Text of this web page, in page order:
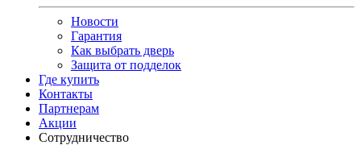
Новости
Гарантия
Как выбрать дверь
Защита от подделок
Где купить
Контакты
Партнерам
Акции
Сотрудничество